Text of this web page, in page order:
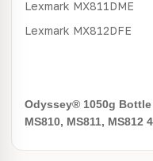
Lexmark MX811DME
Lexmark MX812DFE
Odyssey® 1050g
MS810, MS811, MS812